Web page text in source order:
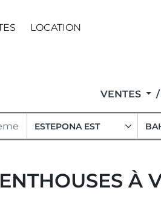
LOCATION
VENTES
ESTEPONA EST
À